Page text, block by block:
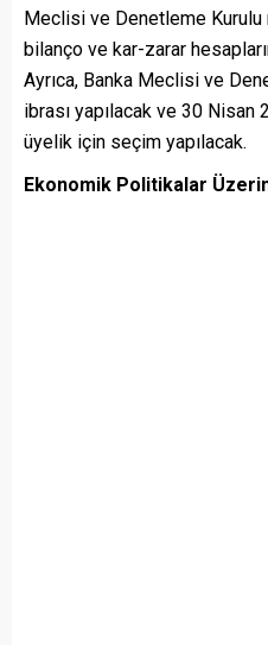
Meclisi ve Denetleme Kurulu
bilanço ve kar-zarar
Ayrıca, Banka Meclisi ve
ibrası yapılacak ve 30 Nisan
üyelik için seçim yapılacak.
Ekonomik Politikalar